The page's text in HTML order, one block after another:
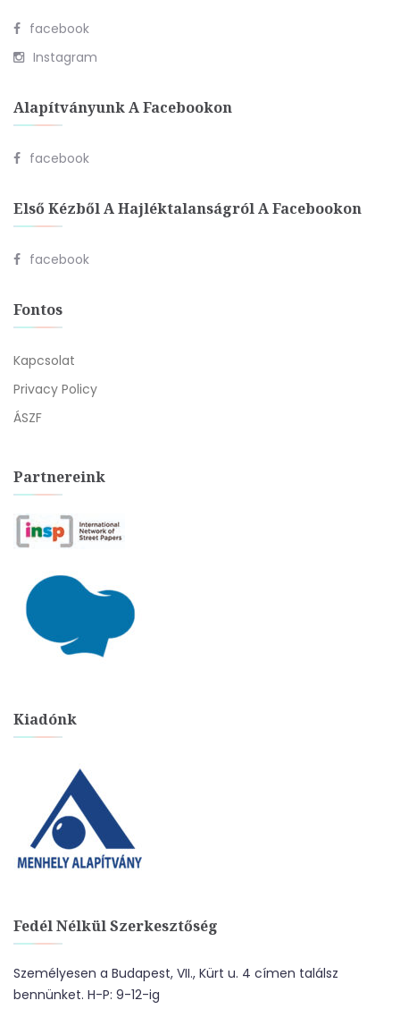
facebook
Instagram
Alapítványunk A Facebookon
facebook
Első Kézből A Hajléktalanságról A Facebookon
facebook
Fontos
Kapcsolat
Privacy Policy
ÁSZF
Partnereink
Kiadónk
Fedél Nélkül Szerkesztőség
Személyesen a Budapest, VII., Kürt u. 4 címen találsz
bennünket. H-P: 9-12-ig